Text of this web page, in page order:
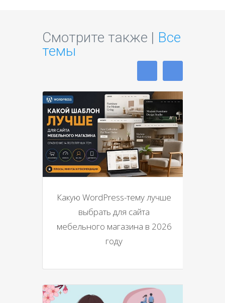
Смотрите также | Все
темы
Какую WordPress-тему лучше
выбрать для сайта
мебельного магазина в 2026
году